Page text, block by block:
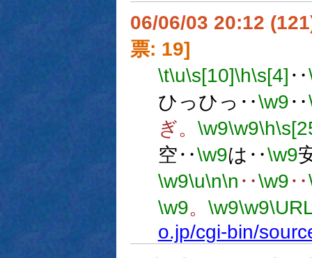
06/06/03 20:12
票: 19]
\t\u\s[10]\h\s[4] ‥
ひっひっ‥\w9‥
ぎ。 \w9\w9\h
空‥\w9は‥\w9
\w9\u\n\n ‥\w9‥
\w9。 \w9\w9
o.jp/cgi-bin/